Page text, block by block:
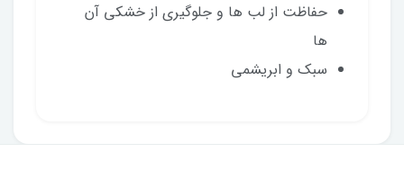
حفاظت از لب ها و جلوگیری از خشکی آن
ها
سبک و ابریشمی